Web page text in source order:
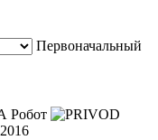
Первоначальный
Робот
2016